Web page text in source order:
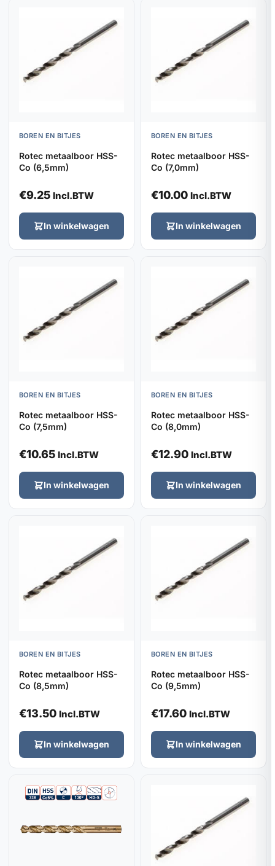
BOREN EN BITJES
Rotec metaalboor HSS-
Co (6,5mm)
€9.25 Incl.BTW
In winkelwagen
BOREN EN BITJES
Rotec metaalboor HSS-
Co (7,0mm)
€10.00 Incl.BTW
In winkelwagen
BOREN EN BITJES
Rotec metaalboor HSS-
Co (7,5mm)
€10.65 Incl.BTW
In winkelwagen
BOREN EN BITJES
Rotec metaalboor HSS-
Co (8,0mm)
€12.90 Incl.BTW
In winkelwagen
BOREN EN BITJES
Rotec metaalboor HSS-
Co (8,5mm)
€13.50 Incl.BTW
In winkelwagen
BOREN EN BITJES
Rotec metaalboor HSS-
Co (9,5mm)
€17.60 Incl.BTW
In winkelwagen